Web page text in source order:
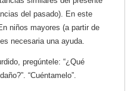
del pasado). En este
niños mayores (a partir de
necesaria una ayuda.
pregúntele: “¿Qué
“Cuéntamelo”.